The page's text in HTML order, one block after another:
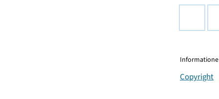
Copyright